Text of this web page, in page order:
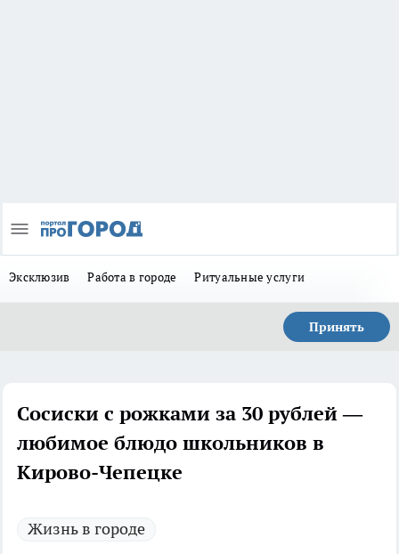
Эксклюзив Работа в городе Ритуальные услуги
Принять
Сосиски с рожками за 30 рублей —
любимое блюдо школьников в
Кирово-Чепецке
Жизнь в городе